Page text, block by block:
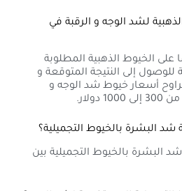
لشد الوجه و الرقبة في
على الخيوط الذهبية المطلوبة
للوصول إلى النتيجة المتوقعة و
أسعار خيوط شد الوجه و
البشرة بالخيوط التجميلية؟
البشرة بالخيوط التجميلية بين